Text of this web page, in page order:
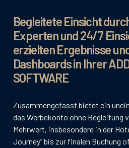
Begleitete Einsicht
Experten und 24/7
erzielten Ergebnisse
Dashboards in Ihrer
SOFTWARE
Zusammengefasst bietet ein
das Werbekonto ohne Begleitung
Mehrwert, insbesondere in der
Journey” bis zur finalen Buchung